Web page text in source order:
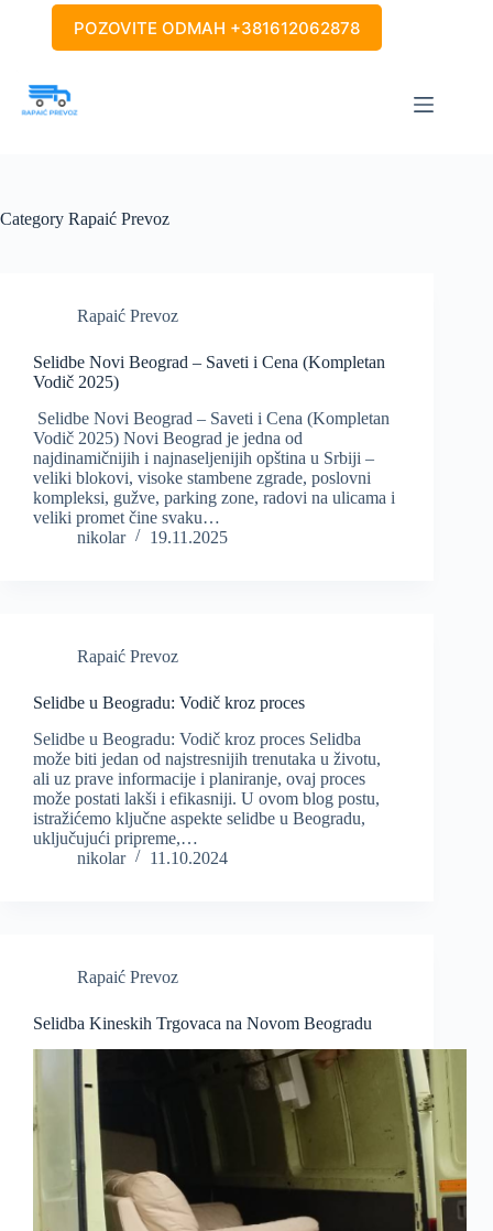
POZOVITE ODMAH +381612062878
Category Rapaić Prevoz
Rapaić Prevoz
Selidbe Novi Beograd – Saveti i Cena (Kompletan
Vodič 2025)
Selidbe Novi Beograd – Saveti i Cena (Kompletan
Vodič 2025) Novi Beograd je jedna od
najdinamičnijih i najnaseljenijih opština u Srbiji –
veliki blokovi, visoke stambene zgrade, poslovni
kompleksi, gužve, parking zone, radovi na ulicama i
veliki promet čine svaku…
nikolar
19.11.2025
Rapaić Prevoz
Selidbe u Beogradu: Vodič kroz proces
Selidbe u Beogradu: Vodič kroz proces Selidba
može biti jedan od najstresnijih trenutaka u životu,
ali uz prave informacije i planiranje, ovaj proces
može postati lakši i efikasniji. U ovom blog postu,
istražićemo ključne aspekte selidbe u Beogradu,
uključujući pripreme,…
nikolar
11.10.2024
Rapaić Prevoz
Selidba Kineskih Trgovaca na Novom Beogradu